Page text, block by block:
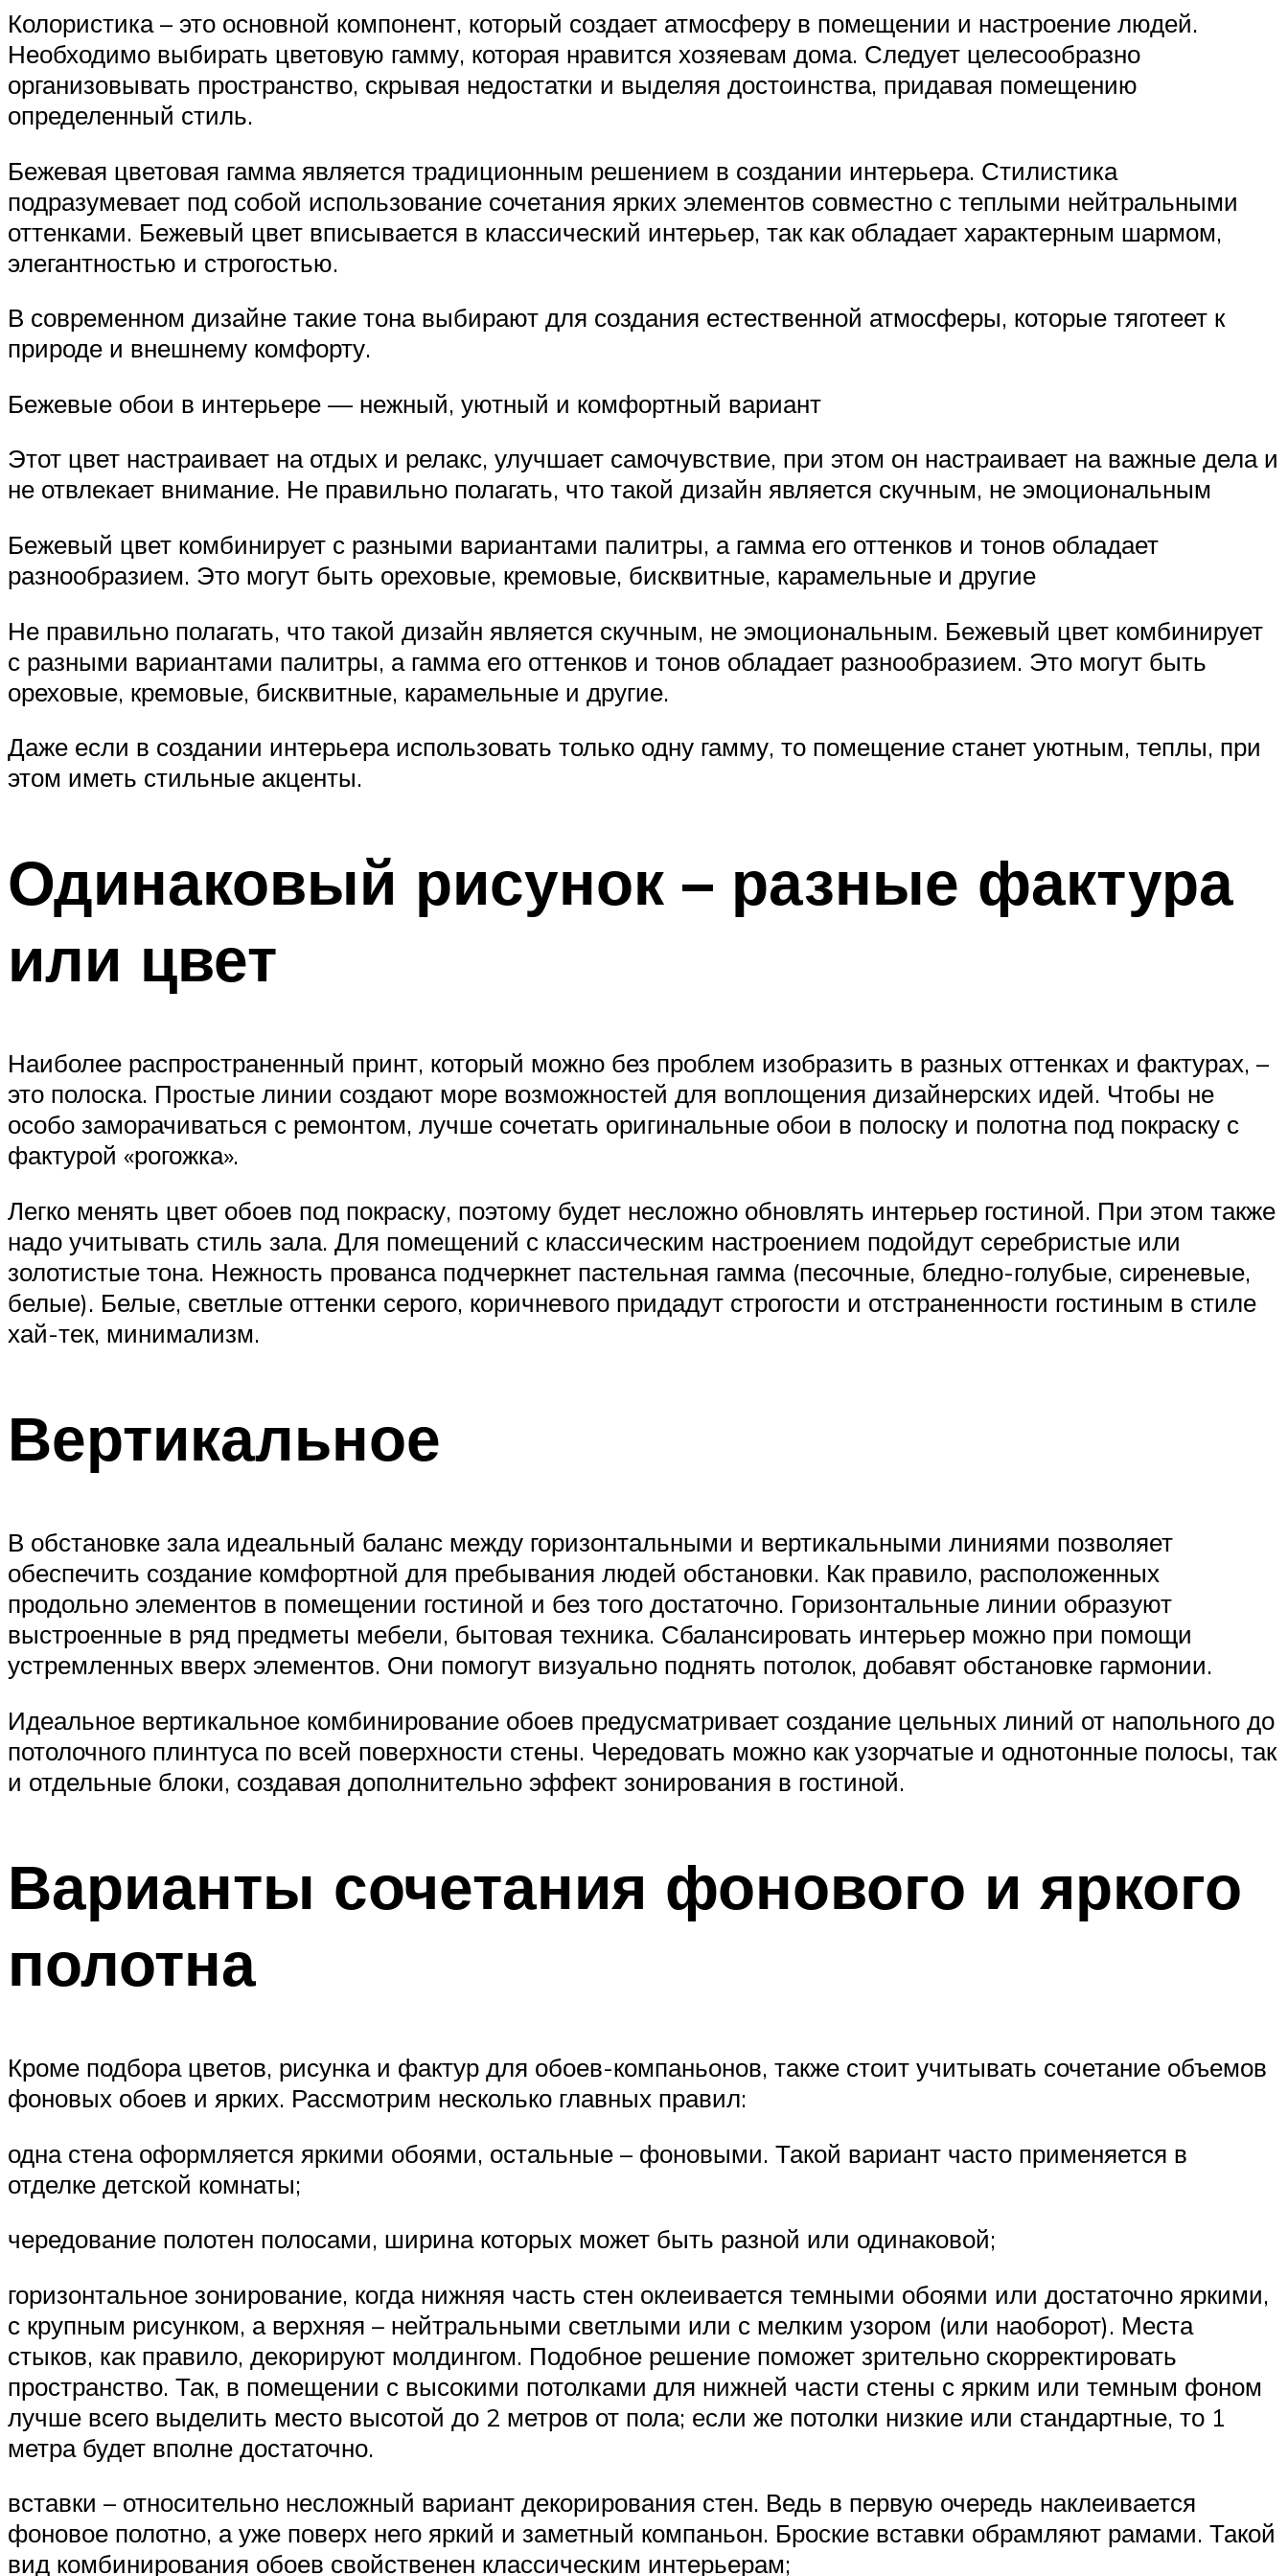
Колористика – это основной компонент, который создает атмосферу в помещении и настроение людей.
Необходимо выбирать цветовую гамму, которая нравится хозяевам дома. Следует целесообразно
организовывать пространство, скрывая недостатки и выделяя достоинства, придавая помещению
определенный стиль.
Бежевая цветовая гамма является традиционным решением в создании интерьера. Стилистика
подразумевает под собой использование сочетания ярких элементов совместно с теплыми нейтральными
оттенками. Бежевый цвет вписывается в классический интерьер, так как обладает характерным шармом,
элегантностью и строгостью.
В современном дизайне такие тона выбирают для создания естественной атмосферы, которые тяготеет к
природе и внешнему комфорту.
Бежевые обои в интерьере — нежный, уютный и комфортный вариант
Этот цвет настраивает на отдых и релакс, улучшает самочувствие, при этом он настраивает на важные дела и
не отвлекает внимание. Не правильно полагать, что такой дизайн является скучным, не эмоциональным
Бежевый цвет комбинирует с разными вариантами палитры, а гамма его оттенков и тонов обладает
разнообразием. Это могут быть ореховые, кремовые, бисквитные, карамельные и другие
Не правильно полагать, что такой дизайн является скучным, не эмоциональным. Бежевый цвет комбинирует
с разными вариантами палитры, а гамма его оттенков и тонов обладает разнообразием. Это могут быть
ореховые, кремовые, бисквитные, карамельные и другие.
Даже если в создании интерьера использовать только одну гамму, то помещение станет уютным, теплы, при
этом иметь стильные акценты.
Одинаковый рисунок – разные фактура
или цвет
Наиболее распространенный принт, который можно без проблем изобразить в разных оттенках и фактурах, –
это полоска. Простые линии создают море возможностей для воплощения дизайнерских идей. Чтобы не
особо заморачиваться с ремонтом, лучше сочетать оригинальные обои в полоску и полотна под покраску с
фактурой «рогожка».
Легко менять цвет обоев под покраску, поэтому будет несложно обновлять интерьер гостиной. При этом также
надо учитывать стиль зала. Для помещений с классическим настроением подойдут серебристые или
золотистые тона. Нежность прованса подчеркнет пастельная гамма (песочные, бледно-голубые, сиреневые,
белые). Белые, светлые оттенки серого, коричневого придадут строгости и отстраненности гостиным в стиле
хай-тек, минимализм.
Вертикальное
В обстановке зала идеальный баланс между горизонтальными и вертикальными линиями позволяет
обеспечить создание комфортной для пребывания людей обстановки. Как правило, расположенных
продольно элементов в помещении гостиной и без того достаточно. Горизонтальные линии образуют
выстроенные в ряд предметы мебели, бытовая техника. Сбалансировать интерьер можно при помощи
устремленных вверх элементов. Они помогут визуально поднять потолок, добавят обстановке гармонии.
Идеальное вертикальное комбинирование обоев предусматривает создание цельных линий от напольного до
потолочного плинтуса по всей поверхности стены. Чередовать можно как узорчатые и однотонные полосы, так
и отдельные блоки, создавая дополнительно эффект зонирования в гостиной.
Варианты сочетания фонового и яркого
полотна
Кроме подбора цветов, рисунка и фактур для обоев-компаньонов, также стоит учитывать сочетание объемов
фоновых обоев и ярких. Рассмотрим несколько главных правил:
одна стена оформляется яркими обоями, остальные – фоновыми. Такой вариант часто применяется в
отделке детской комнаты;
чередование полотен полосами, ширина которых может быть разной или одинаковой;
горизонтальное зонирование, когда нижняя часть стен оклеивается темными обоями или достаточно яркими,
с крупным рисунком, а верхняя – нейтральными светлыми или с мелким узором (или наоборот). Места
стыков, как правило, декорируют молдингом. Подобное решение поможет зрительно скорректировать
пространство. Так, в помещении с высокими потолками для нижней части стены с ярким или темным фоном
лучше всего выделить место высотой до 2 метров от пола; если же потолки низкие или стандартные, то 1
метра будет вполне достаточно.
вставки – относительно несложный вариант декорирования стен. Ведь в первую очередь наклеивается
фоновое полотно, а уже поверх него яркий и заметный компаньон. Броские вставки обрамляют рамами. Такой
вид комбинирования обоев свойственен классическим интерьерам;